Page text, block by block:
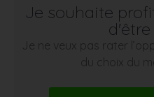
Je souhaite
Je ne veux pas rater
du choix du